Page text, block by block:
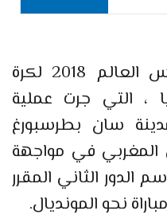
وقعت قرعة تصفيات كأس العالم 2018 لكرة
، التي جرت عملية
سان بطرسبورغ
المغربي في مواجهة
الدور الثاني المقرر
نحو المونديال.